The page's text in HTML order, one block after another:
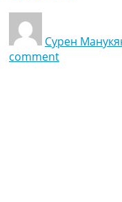
Сурен
comment